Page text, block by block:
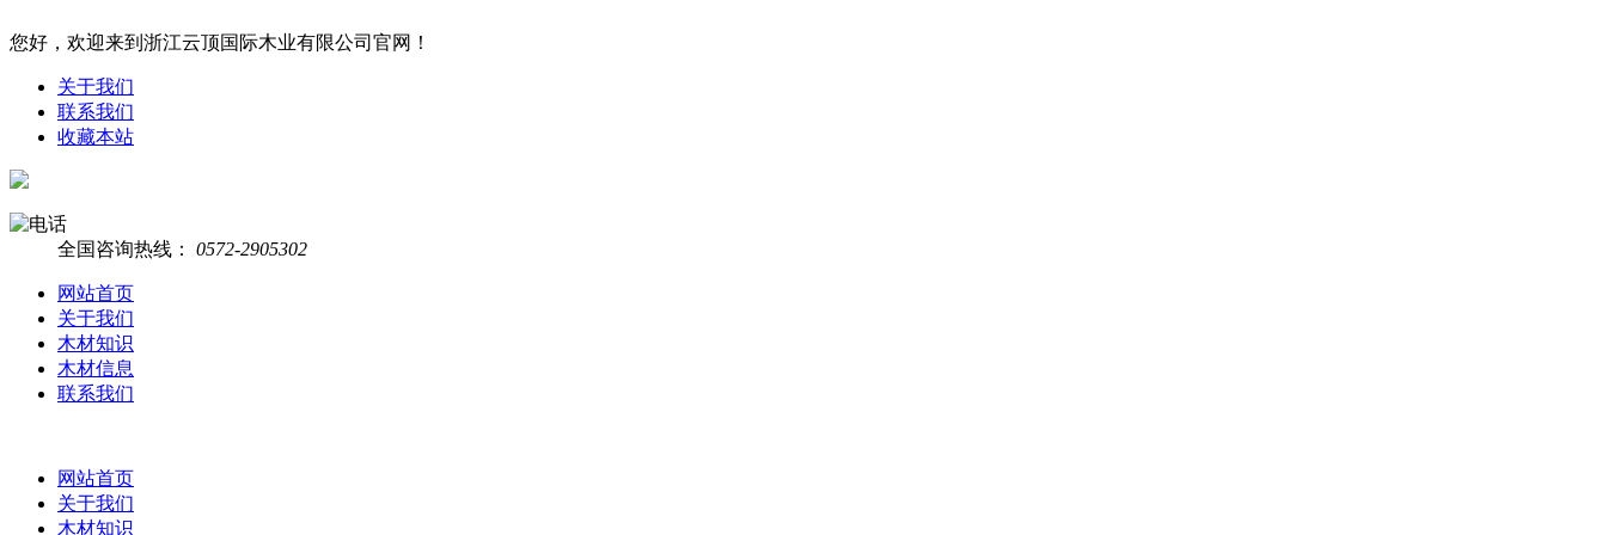
您好，欢迎来到浙江云顶国际木业有限公司官网！
关于我们
联系我们
收藏本站
全国咨询热线： 0572-2905302
网站首页
关于我们
木材知识
木材信息
联系我们
网站首页
关于我们
木材知识